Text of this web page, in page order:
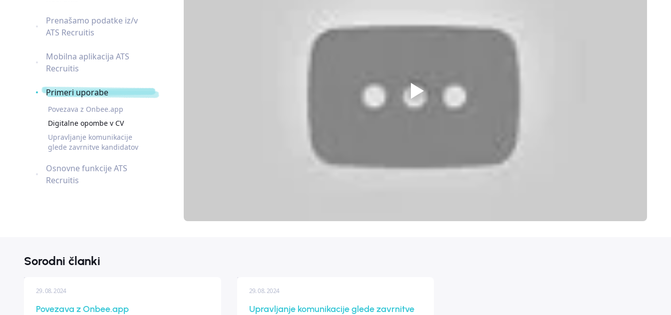
Prenašamo podatke iz/v
ATS Recruitis
Mobilna aplikacija ATS
Recruitis
Primeri uporabe
Povezava z Onbee.app
Digitalne opombe v CV
Upravljanje komunikacije
glede zavrnitve kandidatov
Osnovne funkcije ATS
Recruitis
Sorodni članki
29. 08. 2024
Povezava z Onbee.app
29. 08. 2024
Upravljanje komunikacije glede zavrnitve